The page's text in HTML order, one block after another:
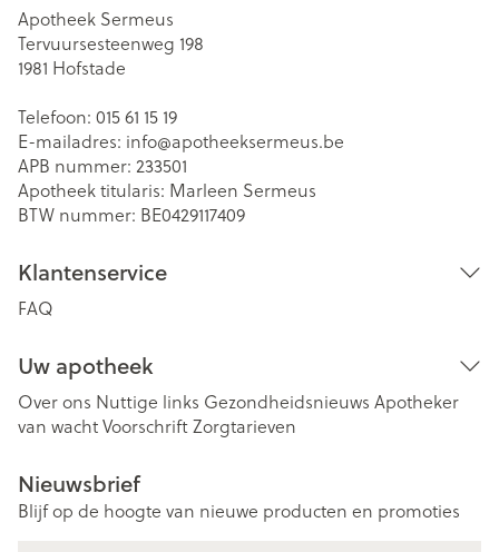
Apotheek Sermeus
Tervuursesteenweg 198
1981 Hofstade
Telefoon: 015 61 15 19
E-mailadres: info@apotheeksermeus.be
APB nummer: 233501
Apotheek titularis: Marleen Sermeus
BTW nummer: BE0429117409
Klantenservice
FAQ
Uw apotheek
Over ons Nuttige links Gezondheidsnieuws Apotheker
van wachtVoorschriftZorgtarieven
Nieuwsbrief
Blijf op de hoogte van nieuwe producten en promoties